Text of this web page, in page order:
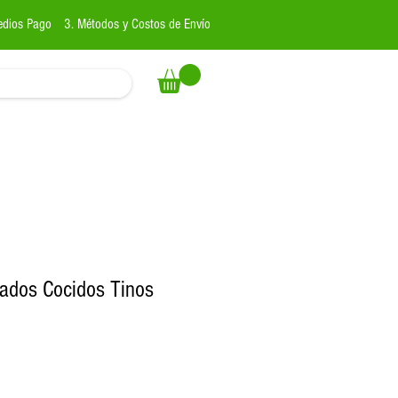
Pago 3. Métodos y Costos de Envío
Cocidos Tinos